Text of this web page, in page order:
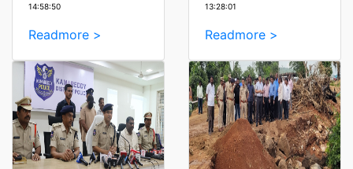
14:58:50
Readmore >
13:28:01
Readmore >